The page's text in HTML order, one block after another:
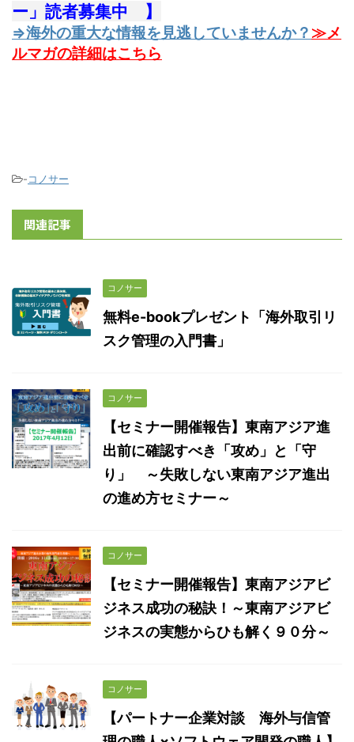
ー」読者募集中 】
⇒海外の重大な情報を見逃していませんか？ ≫メ
ルマガの詳細はこちら
-コノサー
関連記事
コノサー
無料e-bookプレゼント「海外取引リ
スク管理の入門書」
コノサー
【セミナー開催報告】東南アジア進
出前に確認すべき「攻め」と「守
り」 ～失敗しない東南アジア進出
の進め方セミナー～
コノサー
【セミナー開催報告】東南アジアビ
ジネス成功の秘訣！～東南アジアビ
ジネスの実態からひも解く９０分～
コノサー
【パートナー企業対談 海外与信管